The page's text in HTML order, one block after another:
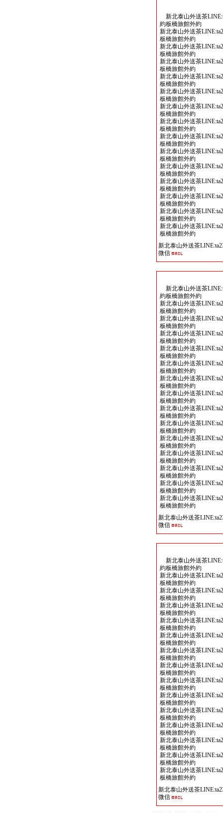
新北泰山外送茶
約板橋旅館外約
新北泰山外送茶
板橋旅館外約
新北泰山外送茶
板橋旅館外約
新北泰山外送茶
板橋旅館外約
新北泰山外送茶
板橋旅館外約
新北泰山外送茶
板橋旅館外約
新北泰山外送茶
板橋旅館外約
新北泰山外送茶
板橋旅館外約
新北泰山外送茶
板橋旅館外約
新北泰山外送茶
板橋旅館外約
新北泰山外送茶
板橋旅館外約
新北泰山外送茶
板橋旅館外約
新北泰山外送茶
板橋旅館外約
新北泰山外送茶
板橋旅館外約
新北泰山外送茶
板橋旅館外約
新北泰山外送茶
微信
新北泰山外送茶
約板橋旅館外約
新北泰山外送茶
板橋旅館外約
新北泰山外送茶
板橋旅館外約
新北泰山外送茶
板橋旅館外約
新北泰山外送茶
板橋旅館外約
新北泰山外送茶
板橋旅館外約
新北泰山外送茶
板橋旅館外約
新北泰山外送茶
板橋旅館外約
新北泰山外送茶
板橋旅館外約
新北泰山外送茶
板橋旅館外約
新北泰山外送茶
板橋旅館外約
新北泰山外送茶
板橋旅館外約
新北泰山外送茶
板橋旅館外約
新北泰山外送茶
板橋旅館外約
新北泰山外送茶
板橋旅館外約
新北泰山外送茶
微信
新北泰山外送茶
約板橋旅館外約
新北泰山外送茶
板橋旅館外約
新北泰山外送茶
板橋旅館外約
新北泰山外送茶
板橋旅館外約
新北泰山外送茶
板橋旅館外約
新北泰山外送茶
板橋旅館外約
新北泰山外送茶
板橋旅館外約
新北泰山外送茶
板橋旅館外約
新北泰山外送茶
板橋旅館外約
新北泰山外送茶
板橋旅館外約
新北泰山外送茶
板橋旅館外約
新北泰山外送茶
板橋旅館外約
新北泰山外送茶
板橋旅館外約
新北泰山外送茶
板橋旅館外約
新北泰山外送茶
板橋旅館外約
新北泰山外送茶
微信